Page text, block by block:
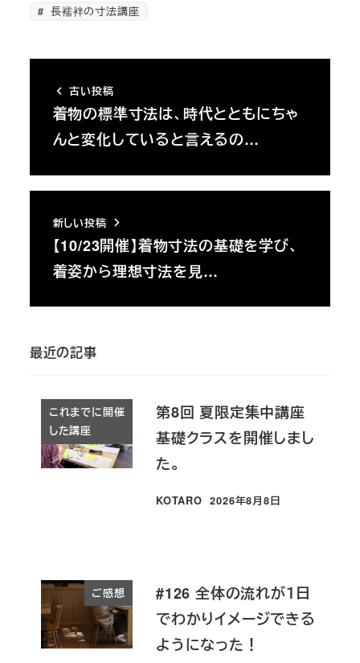
長襦袢の寸法講座
古い投稿
着物の標準寸法は、時代とともにちゃ
んと変化していると言えるの…
新しい投稿
【10/23開催】着物寸法の基礎を学び、
着姿から理想寸法を見…
最近の記事
これまでに開催
した講座
第8回 夏限定集中講座
基礎クラスを開催しまし
た。
KOTARO
投稿日
2026年8月8日
ご感想
#126 全体の流れが１日
でわかりイメージできる
ようになった！